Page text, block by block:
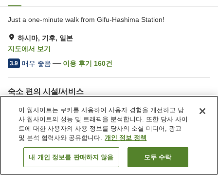
Just a one-minute walk from Gifu-Hashima Station!
하시마, 기후, 일본
지도에서 보기
3.9 매우 좋음 이용 후기 160건
숙소 편의 시설/서비스
주차장
레스토랑
자동판매기
세탁 (유료)
일본 기후 하시마 아파호텔 기후 하시마 에키마에
객실 보기
이 웹사이트는 쿠키를 사용하여 사용자 경험을 개선하고 당
사 웹사이트의 성능 및 트래픽을 분석합니다. 또한 당사 사이
트에 대한 사용자의 사용 정보를 당사의 소셜 미디어, 광고
및 분석 협력사와 공유합니다. 개인 정보 정책
내 개인 정보를 판매하지 않음 모두 수락